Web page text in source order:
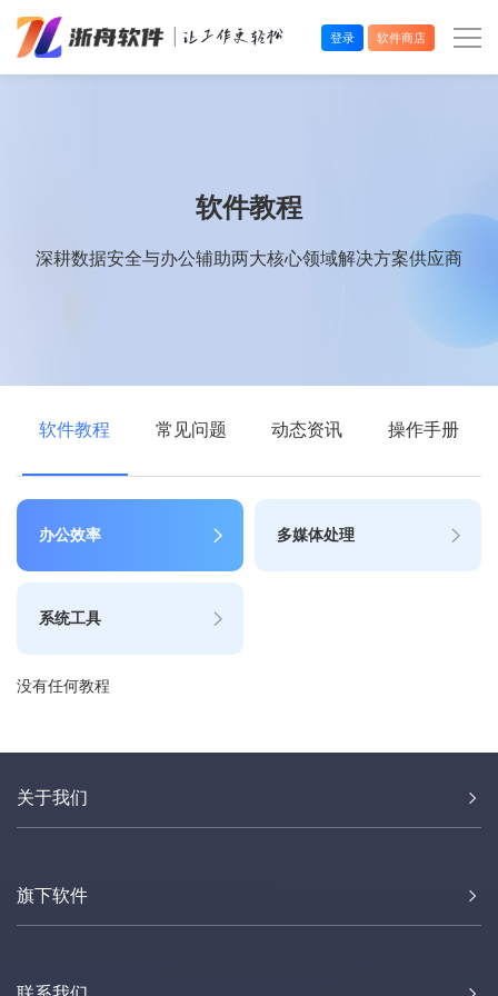
登录 软件商店
软件教程
深耕数据安全与办公辅助两大核心领域解决方案供应商
软件教程 常见问题 动态资讯 操作手册
办公效率 多媒体处理
系统工具
没有任何教程
关于我们
旗下软件